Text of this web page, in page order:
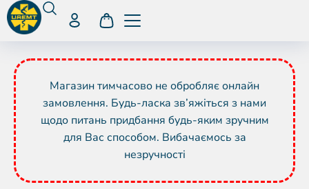
Магазин тимчасово не обробляє онлайн
замовлення. Будь-ласка зв’яжіться з нами
щодо питань придбання будь-яким зручним
для Вас способом. Вибачаємось за
незручності